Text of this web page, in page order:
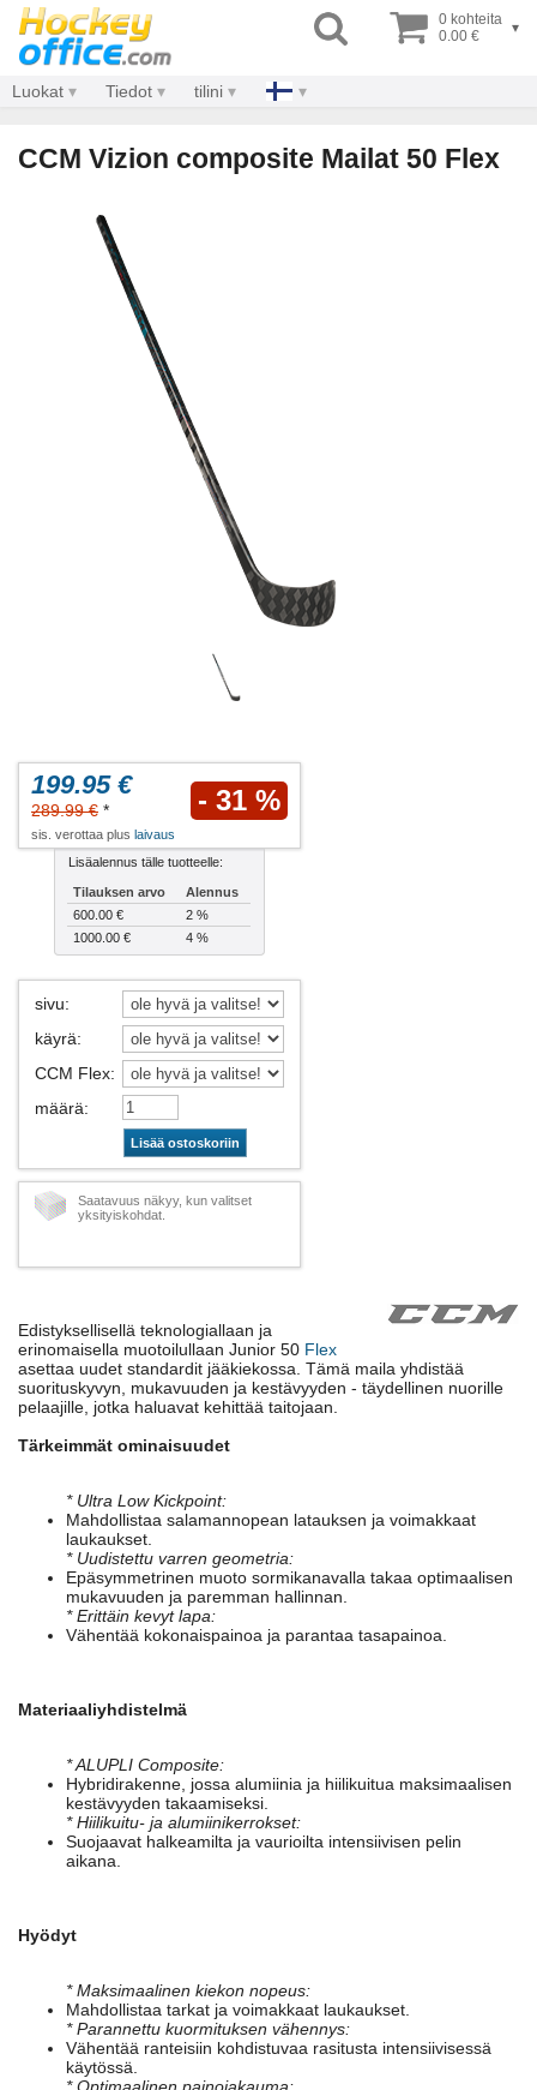
0 kohteita
0.00 €
▾
Luokat Tiedot tilini
CCM Vizion composite Mailat 50 Flex
199.95 €
289.99 € * - 31 %
sis. verottaa plus laivaus
Lisäalennus tälle tuotteelle:
Tilauksen arvo
Alennus
600.00 €
2 %
1000.00 €
4 %
sivu:
käyrä:
CCM Flex:
määrä:
Lisää ostoskoriin
Saatavuus näkyy, kun valitset
yksityiskohdat.
Edistyksellisellä teknologiallaan ja
erinomaisella muotoilullaan Junior 50 Flex
asettaa uudet standardit jääkiekossa. Tämä maila yhdistää
suorituskyvyn, mukavuuden ja kestävyyden - täydellinen nuorille
pelaajille, jotka haluavat kehittää taitojaan.
Tärkeimmät ominaisuudet
* Ultra Low Kickpoint:
Mahdollistaa salamannopean latauksen ja voimakkaat
laukaukset.
* Uudistettu varren geometria:
Epäsymmetrinen muoto sormikanavalla takaa optimaalisen
mukavuuden ja paremman hallinnan.
* Erittäin kevyt lapa:
Vähentää kokonaispainoa ja parantaa tasapainoa.
Materiaaliyhdistelmä
* ALUPLI Composite:
Hybridirakenne, jossa alumiinia ja hiilikuitua maksimaalisen
kestävyyden takaamiseksi.
* Hiilikuitu- ja alumiinikerrokset:
Suojaavat halkeamilta ja vaurioilta intensiivisen pelin
aikana.
Hyödyt
* Maksimaalinen kiekon nopeus:
Mahdollistaa tarkat ja voimakkaat laukaukset.
* Parannettu kuormituksen vähennys:
Vähentää ranteisiin kohdistuvaa rasitusta intensiivisessä
käytössä.